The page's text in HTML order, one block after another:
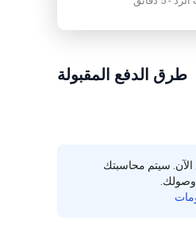
طرق الدفع المقبولة
سيتم محاسبتك
وصولك.